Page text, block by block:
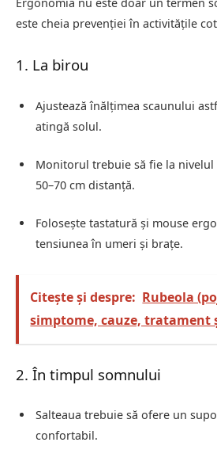
este cheia prevenției în activitățile
1. La birou
Ajustează înălțimea scaunului
atingă solul.
Monitorul trebuie să fie la
50–70 cm distanță.
Folosește tastatură și mouse
tensiunea în umeri și brațe.
Citește și despre: Rubeola
simptome, cauze, tratament
2. În timpul somnului
Salteaua trebuie să ofere un
confortabil.